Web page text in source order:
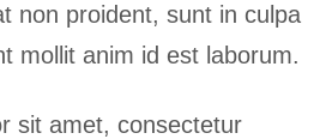
non proident, sunt in culpa
mollit anim id est laborum.
sit amet, consectetur